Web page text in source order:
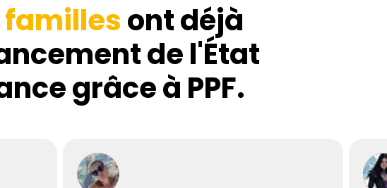
famillesont déjà
de l'État
grâce à PPF.